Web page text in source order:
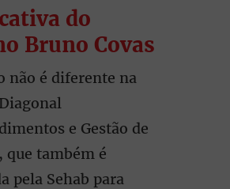
do
Bruno Covas
não é diferente na
e Gestão de
que também é
pela Sehab para